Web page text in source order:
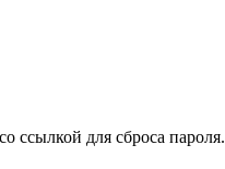
ссылкой для сброса пароля.